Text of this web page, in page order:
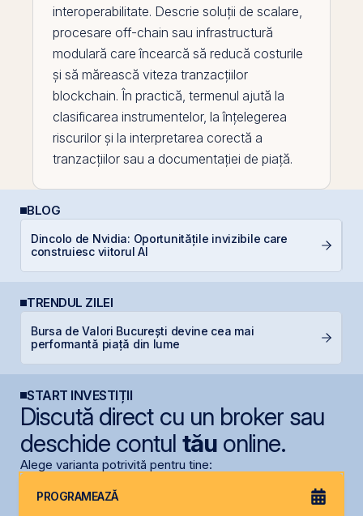
interoperabilitate. Descrie soluții de scalare,
procesare off-chain sau infrastructură
modulară care încearcă să reducă costurile
și să mărească viteza tranzacțiilor
blockchain. În practică, termenul ajută la
clasificarea instrumentelor, la înțelegerea
riscurilor și la interpretarea corectă a
tranzacțiilor sau a documentației de piață.
BLOG
Dincolo de Nvidia: Oportunitățile invizibile care
construiesc viitorul AI
TRENDUL ZILEI
Bursa de Valori București devine cea mai
performantă piață din lume
START INVESTIȚII
Discută direct cu un broker sau
deschide contul tăuonline.
Alege varianta potrivită pentru tine:
PROGRAMEAZĂ